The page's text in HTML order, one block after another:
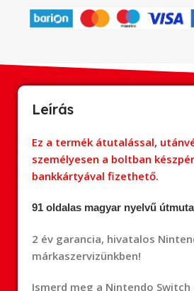
Leírás
Ez a termék átutalással,
személyesen a boltban
bankkártyával fizethető.
91 oldalas magyar nyelvű
2 év garancia, hivatalos
márkaszervizünkben!
Ismerd meg a Nintendo